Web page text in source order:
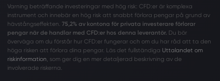
Varning beträffande investeringar med hög risk: CFD:er är komplexa
instrument och innebär en hög risk att snabbt förlora pengar på grund av
hävstångseffekten. 75,2% av kontona för privata investerare förlorar
pengar när de handlar med CFD:er hos denna leverantör. Du bör
överväga om du förstår hur CFD:er fungerar och om du har råd att ta den
höga risken att förlora dina pengar. Läs det fullständiga Uttalandet om
riskinformation , som ger dig en mer detaljerad beskrivning av de
involverade riskerna.